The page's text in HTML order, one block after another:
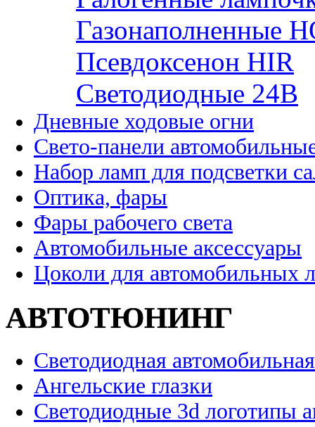
Газонаполненные
Псевдоксенон HIR
Cветодиодные 24B
Дневные ходовые огни
Свето-панели
Набор ламп для подсветки
Оптика, фары
Фары рабочего света
Автомобильные аксессуары
Цоколи для автомобильных
АВТОТЮНИНГ
Светодиодная
Ангельские глазки
Светодиодные 3d логотипы